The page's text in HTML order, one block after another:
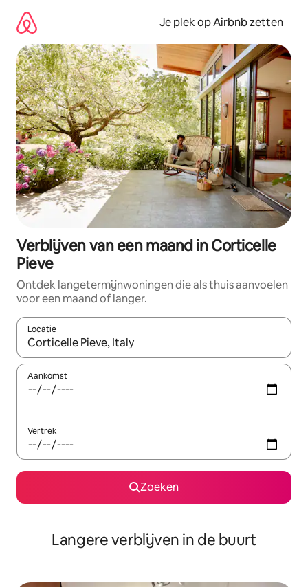
direct
naar
inhoud
Je plek op Airbnb zetten
Verblijven van een maand in Corticelle
Pieve
Ontdek langetermijnwoningen die als thuis aanvoelen
voor een maand of langer.
Locatie
Wanneer er resultaten beschikbaar zijn, maak je een keuze
Aankomst
Vertrek
Zoeken
Langere verblijven in de buurt